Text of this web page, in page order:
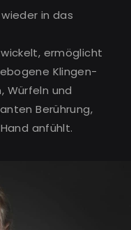
in das
ermöglicht
Klingen-
Würfeln und
Berührung,
anfühlt.